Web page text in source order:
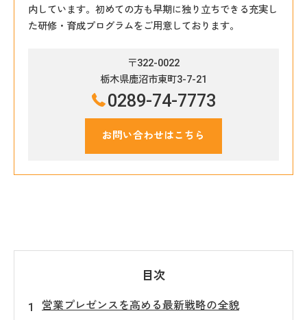
内しています。初めての方も早期に独り立ちできる充実し
た研修・育成プログラムをご用意しております。
〒322-0022
栃木県鹿沼市東町3-7-21
0289-74-7773
お問い合わせはこちら
目次
営業プレゼンスを高める最新戦略の全貌